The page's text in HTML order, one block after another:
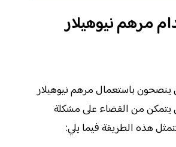
مرهم نيوهيلار
باستعمال مرهم نيوهيلار
من القضاء على مشكلة
هذه الطريقة فيما يلي: